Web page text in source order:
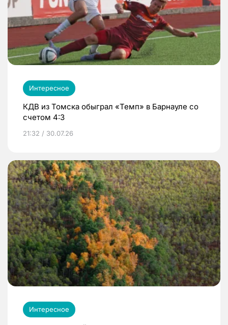
Интересное
КДВ из Томска обыграл «Темп» в Барнауле со
счетом 4:3
21:32 / 30.07.26
Интересное